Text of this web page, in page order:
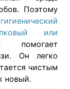
Поэтому
гигиенический
или
Он легко
чистым
новый.